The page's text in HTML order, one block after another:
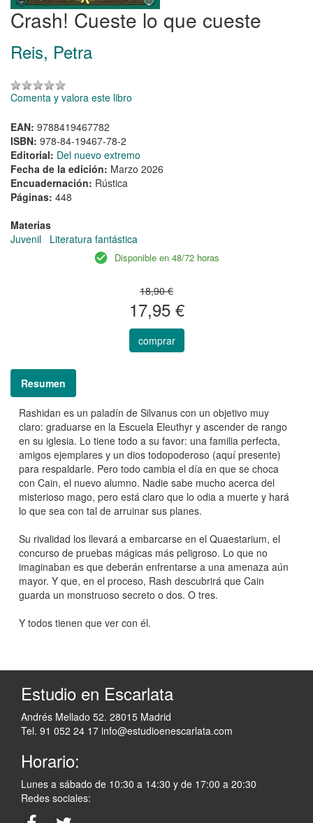
Crash! Cueste lo que cueste
Reis, Petra
Comenta y valora este libro
EAN: 9788419467782
ISBN: 978-84-19467-78-2
Editorial: Del nuevo extremo
Fecha de la edición: Marzo 2026
Encuadernación: Rústica
Páginas: 448
Materias
Juvenil
Literatura fantástica
Disponible en 48/72 horas
18,90 €
17,95 €
comprar
Resumen
Rashidan es un paladín de Silvanus con un objetivo muy
claro: graduarse en la Escuela Eleuthyr y ascender de rango
en su iglesia. Lo tiene todo a su favor: una familia perfecta,
amigos ejemplares y un dios todopoderoso (aquí presente)
para respaldarle. Pero todo cambia el día en que se choca
con Cain, el nuevo alumno. Nadie sabe mucho acerca del
misterioso mago, pero está claro que lo odia a muerte y hará
lo que sea con tal de arruinar sus planes.
Su rivalidad los llevará a embarcarse en el Quaestarium, el
concurso de pruebas mágicas más peligroso. Lo que no
imaginaban es que deberán enfrentarse a una amenaza aún
mayor. Y que, en el proceso, Rash descubrirá que Cain
guarda un monstruoso secreto o dos. O tres.
Y todos tienen que ver con él.
Estudio en Escarlata
Andrés Mellado 52. 28015 Madrid
Tel. 91 052 24 17 info@estudioenescarlata.com
Horario:
Lunes a sábado de 10:30 a 14:30 y de 17:00 a 20:30
Redes sociales: